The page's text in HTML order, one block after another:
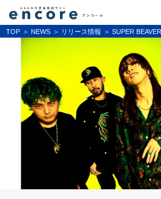
TOP NEWS リリース情報 SUPER